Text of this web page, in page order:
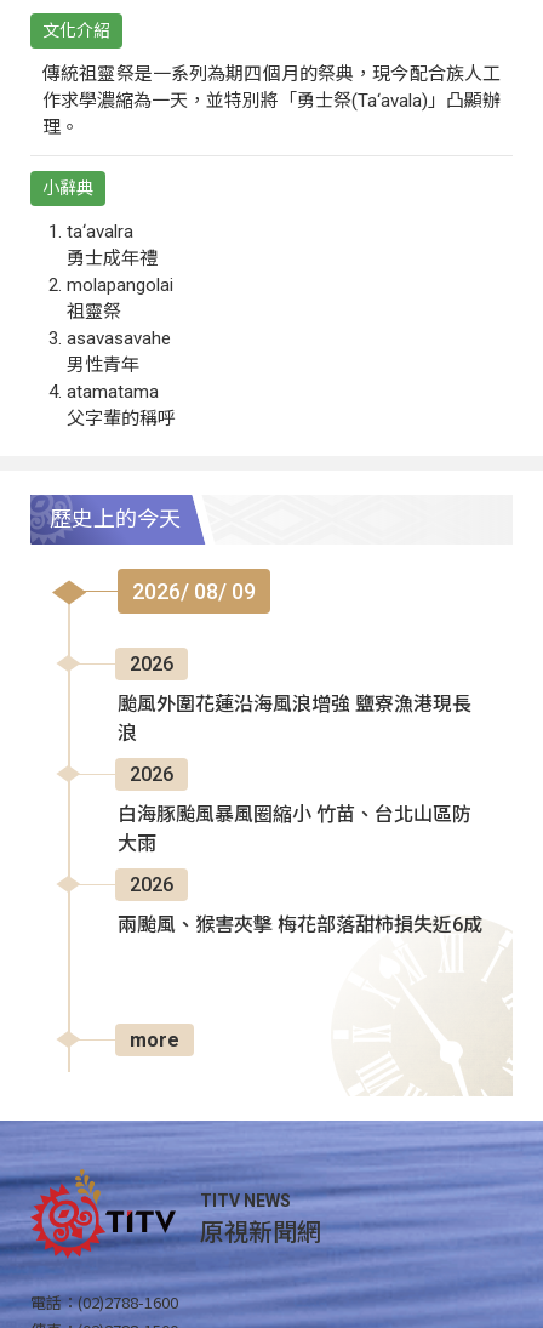
文化介紹
傳統祖靈祭是一系列為期四個月的祭典，現今配合族人工
作求學濃縮為一天，並特別將「勇士祭(Ta‘avala)」凸顯辦
理。
小辭典
ta‘avalra
勇士成年禮
molapangolai
祖靈祭
asavasavahe
男性青年
atamatama
父字輩的稱呼
歷史上的今天
2026/ 08/ 09
2026
颱風外圍花蓮沿海風浪增強 鹽寮漁港現長
浪
2026
白海豚颱風暴風圈縮小 竹苗、台北山區防
大雨
2026
兩颱風、猴害夾擊 梅花部落甜柿損失近6成
more
TITV NEWS
原視新聞網
電話：(02)2788-1600